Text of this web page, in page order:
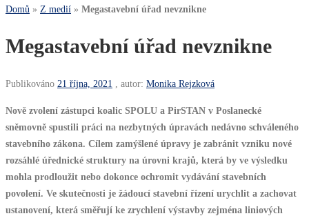
Domů » Z medií » Megastavební úřad nevznikne
Megastavební úřad nevznikne
Publikováno 21 října, 2021 , autor: Monika Rejzková
Nově zvolení zástupci koalic SPOLU a PirSTAN v Poslanecké
sněmovně spustili práci na nezbytných úpravách nedávno schváleného
stavebního zákona. Cílem zamýšlené úpravy je zabránit vzniku nové
rozsáhlé úřednické struktury na úrovni krajů, která by ve výsledku
mohla prodloužit nebo dokonce ochromit vydávání stavebních
povolení. Ve skutečnosti je žádoucí stavební řízení urychlit a zachovat
ustanovení, která směřují ke zrychlení výstavby zejména liniových